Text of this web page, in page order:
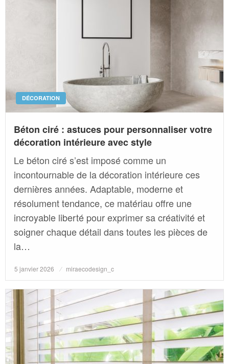
DÉCORATION
Béton ciré : astuces pour personnaliser votre
décoration intérieure avec style
Le béton ciré s’est imposé comme un
incontournable de la décoration intérieure ces
dernières années. Adaptable, moderne et
résolument tendance, ce matériau offre une
incroyable liberté pour exprimer sa créativité et
soigner chaque détail dans toutes les pièces de
la…
Posted
on
5 janvier 2026 miraecodesign_c